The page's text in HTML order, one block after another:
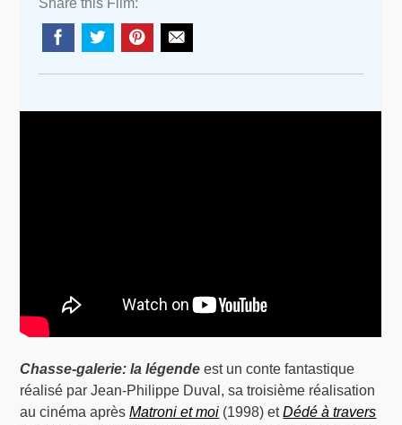
Share this Film:
Chasse-galerie: la légende est un conte fantastique
réalisé par Jean-Philippe Duval, sa troisième réalisation
au cinéma aprèsMatroni et moi (1998) etDédé à travers